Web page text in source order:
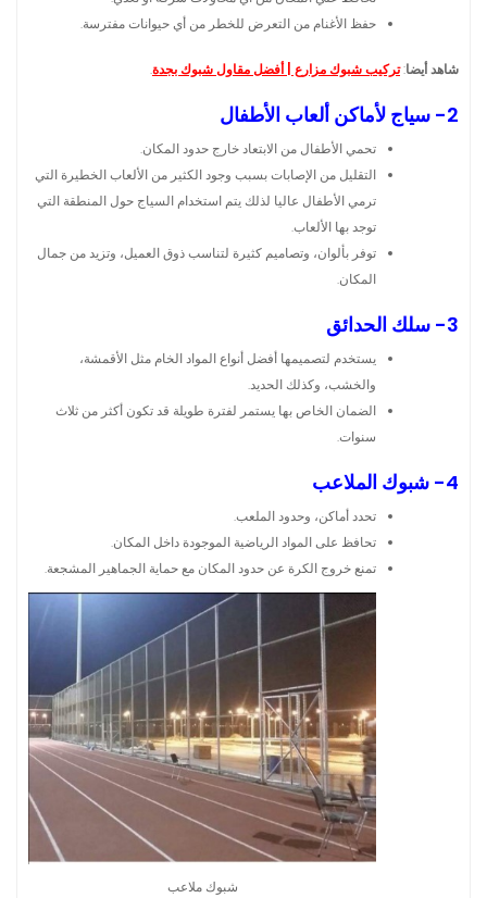
حفظ الأغنام من التعرض للخطر من أي حيوانات مفترسة.
شاهد أيضا:تركيب شبوك مزارع | أفضل مقاول شبوك بجدة.
2- سياج لأماكن ألعاب الأطفال
تحمي الأطفال من الابتعاد خارج حدود المكان.
التقليل من الإصابات بسبب وجود الكثير من الألعاب الخطيرة التي
ترمي الأطفال عاليا لذلك يتم استخدام السياج حول المنطقة التي
توجد بها الألعاب.
توفر بألوان، وتصاميم كثيرة لتناسب ذوق العميل، وتزيد من جمال
المكان.
3- سلك الحدائق
يستخدم لتصميمها أفضل أنواع المواد الخام مثل الأقمشة،
والخشب، وكذلك الحديد.
الضمان الخاص بها يستمر لفترة طويلة قد تكون أكثر من ثلاث
سنوات.
4- شبوك الملاعب
تحدد أماكن، وحدود الملعب.
تحافظ على المواد الرياضية الموجودة داخل المكان.
تمنع خروج الكرة عن حدود المكان مع حماية الجماهير المشجعة.
شبوك ملاعب